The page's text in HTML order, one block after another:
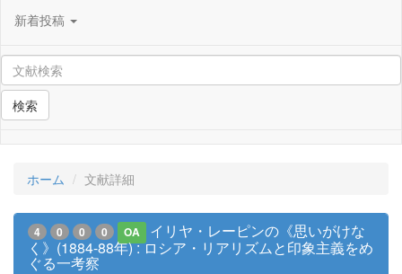
新着投稿
検索
ホーム 文献詳細
4 0 0 0 OA
イリヤ・レーピンの《思いがけな
く》(1884-88年) : ロシア・リアリズムと印象主義をめ
ぐる一考察